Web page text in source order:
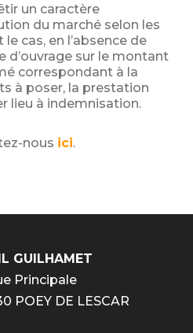
un caractère
du marché selon les
le cas, en l’absence de
sur le montant
correspondant à la
à poser, la prestation
lieu à indemnisation.
nous ici.
GUILHAMET
Principale
POEY DE LESCAR